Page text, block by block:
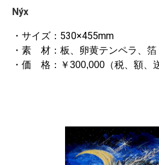
Nýx
・サイズ：530×455mm
・素 材：板、卵黄テンペラ、箔
・価 格：￥300,000（税、額、